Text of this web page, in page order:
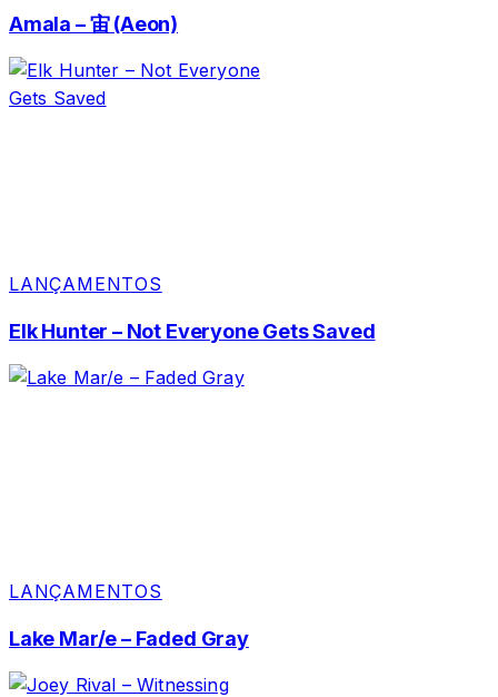
Amala – 宙 (Aeon)
LANÇAMENTOS
Elk Hunter – Not Everyone Gets Saved
LANÇAMENTOS
Lake Mar/e – Faded Gray